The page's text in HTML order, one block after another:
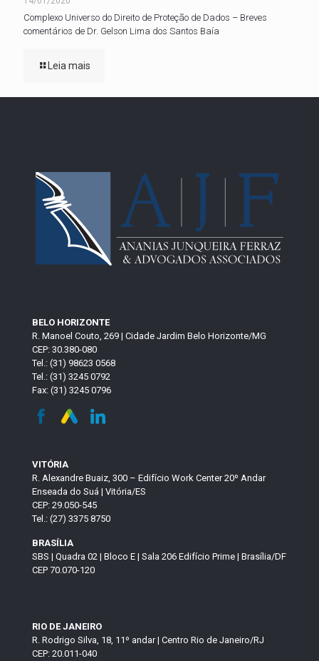
Complexo Universo do Direito de Proteção de Dados – Breves
comentários de Dr. Gelson Lima dos Santos Baía
Leia mais
BELO HORIZONTE
R. Manoel Couto, 269 | Cidade Jardim Belo Horizonte/MG
CEP: 30.380-080
Tel.: (31) 98623 0568
Tel.: (31) 3245 0792
Fax: (31) 3245 0796
VITÓRIA
R. Alexandre Buaiz, 300 – Edifício Work Center 20º Andar
Enseada do Suá | Vitória/ES
CEP: 29.050-545
Tel.: (27) 3375 8750
BRASÍLIA
SBS | Quadra 02 | Bloco E | Sala 206 Edifício Prime | Brasília/DF
CEP 70.070-120
RIO DE JANEIRO
R. Rodrigo Silva, 18, 11º andar | Centro Rio de Janeiro/RJ
CEP: 20.011-040